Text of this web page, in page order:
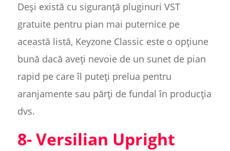
Deși există cu siguranță pluginuri VST
gratuite pentru pian mai puternice pe
această listă, Keyzone Classic este o opțiune
bună dacă aveți nevoie de un sunet de pian
rapid pe care îl puteți prelua pentru
aranjamente sau părți de fundal în producția
dvs.
8- Versilian Upright